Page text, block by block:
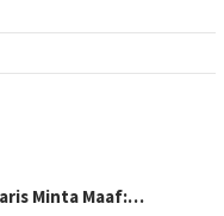
Minta Maaf:…